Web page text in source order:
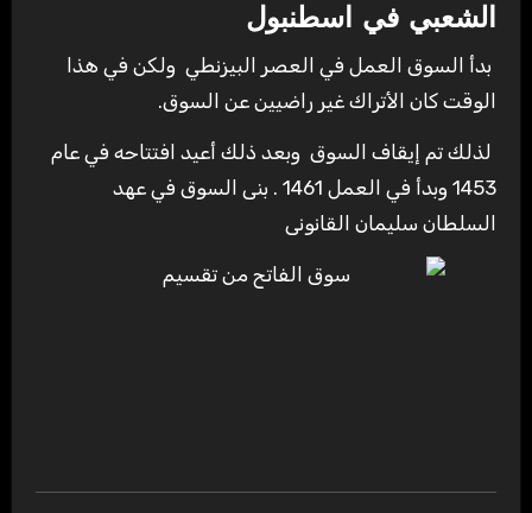
الشعبي في اسطنبول
بدأ السوق العمل في العصر البيزنطي ولكن في هذا
الوقت كان الأتراك غير راضيين عن السوق.
لذلك تم إيقاف السوق وبعد ذلك أعيد افتتاحه في عام
1453 وبدأ في العمل 1461 . بنى السوق في عهد
السلطان سليمان القانونى